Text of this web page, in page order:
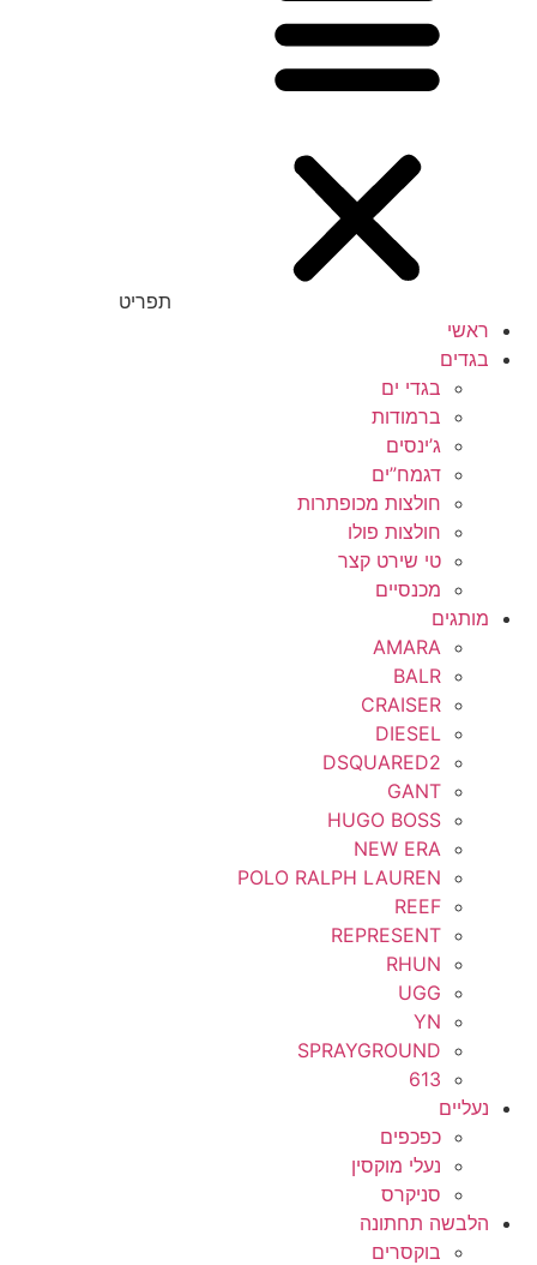
תפריט
ראשי
בגדים
בגדי ים
ברמודות
ג’ינסים
דגמח”ים
חולצות מכופתרות
חולצות פולו
טי שירט קצר
מכנסיים
מותגים
AMARA
BALR
CRAISER
DIESEL
DSQUARED2
GANT
HUGO BOSS
NEW ERA
POLO RALPH LAUREN
REEF
REPRESENT
RHUN
UGG
YN
SPRAYGROUND
613
נעליים
כפכפים
נעלי מוקסין
סניקרס
הלבשה תחתונה
בוקסרים